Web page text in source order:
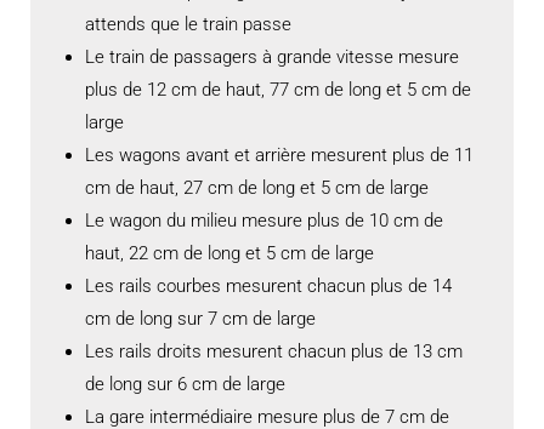
attends que le train passe
Le train de passagers à grande vitesse mesure
plus de 12 cm de haut, 77 cm de long et 5 cm de
large
Les wagons avant et arrière mesurent plus de 11
cm de haut, 27 cm de long et 5 cm de large
Le wagon du milieu mesure plus de 10 cm de
haut, 22 cm de long et 5 cm de large
Les rails courbes mesurent chacun plus de 14
cm de long sur 7 cm de large
Les rails droits mesurent chacun plus de 13 cm
de long sur 6 cm de large
La gare intermédiaire mesure plus de 7 cm de